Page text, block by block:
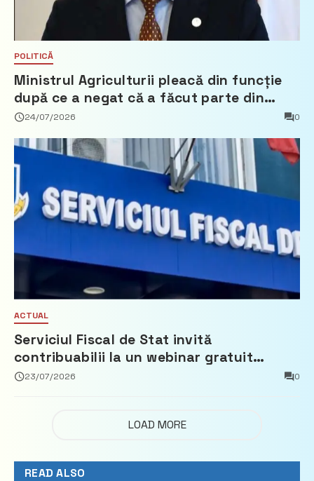
POLITICĂ
Ministrul Agriculturii pleacă din funcție
după ce a negat că a făcut parte din
Partidul Democrat
24/07/2026 0
ACTUAL
Serviciul Fiscal de Stat invită
contribuabilii la un webinar gratuit
privind calculul impozitului pe bunurile
23/07/2026 0
LOAD MORE
READ ALSO